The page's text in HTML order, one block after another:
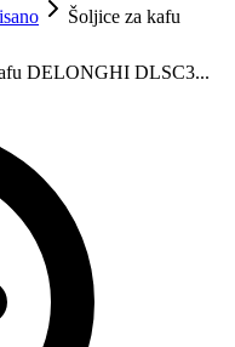
Šoljice za kafu
DELONGHI DLSC3...